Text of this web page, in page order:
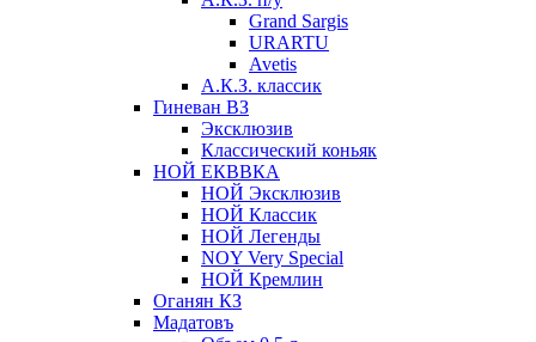
Grand Sargis
URARTU
Avetis
А.К.З. классик
Гиневан ВЗ
Эксклюзив
Классический коньяк
НОЙ ЕКВВКА
НОЙ Эксклюзив
НОЙ Классик
НОЙ Легенды
NOY Very Speсial
НОЙ Кремлин
Оганян КЗ
Мадатовъ